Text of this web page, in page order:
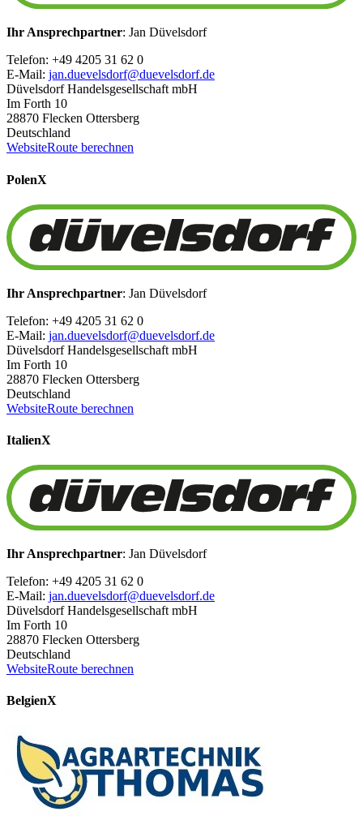
Ihr Ansprechpartner: Jan Düvelsdorf
Telefon: +49 4205 31 62 0
E-Mail: jan.duevelsdorf@duevelsdorf.de
Düvelsdorf Handelsgesellschaft mbH
Im Forth 10
28870 Flecken Ottersberg
Deutschland
WebsiteRoute berechnen
PolenX
Ihr Ansprechpartner: Jan Düvelsdorf
Telefon: +49 4205 31 62 0
E-Mail: jan.duevelsdorf@duevelsdorf.de
Düvelsdorf Handelsgesellschaft mbH
Im Forth 10
28870 Flecken Ottersberg
Deutschland
WebsiteRoute berechnen
ItalienX
Ihr Ansprechpartner: Jan Düvelsdorf
Telefon: +49 4205 31 62 0
E-Mail: jan.duevelsdorf@duevelsdorf.de
Düvelsdorf Handelsgesellschaft mbH
Im Forth 10
28870 Flecken Ottersberg
Deutschland
WebsiteRoute berechnen
BelgienX